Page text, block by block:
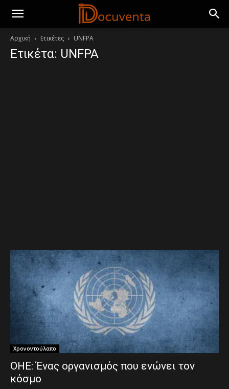
Αρχική Ετικέτες UNFPA
Ετικέτα: UNFPA
Χρονοντούλαπο
ΟΗΕ: Ένας οργανισμός που ενώνει τον
κόσμο